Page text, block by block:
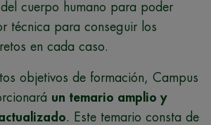
del cuerpo humano para poder
técnica para conseguir los
en cada caso.
objetivos de formación, Campus
un temario amplio y
. Este temario consta de